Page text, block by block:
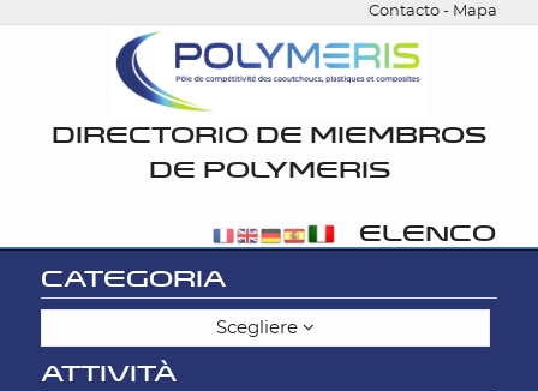
Contacto - Mapa
DIRECTORIO DE MIEMBROS
DE POLYMERIS
ELENCO
CATEGORIA
Scegliere
ATTIVITÀ